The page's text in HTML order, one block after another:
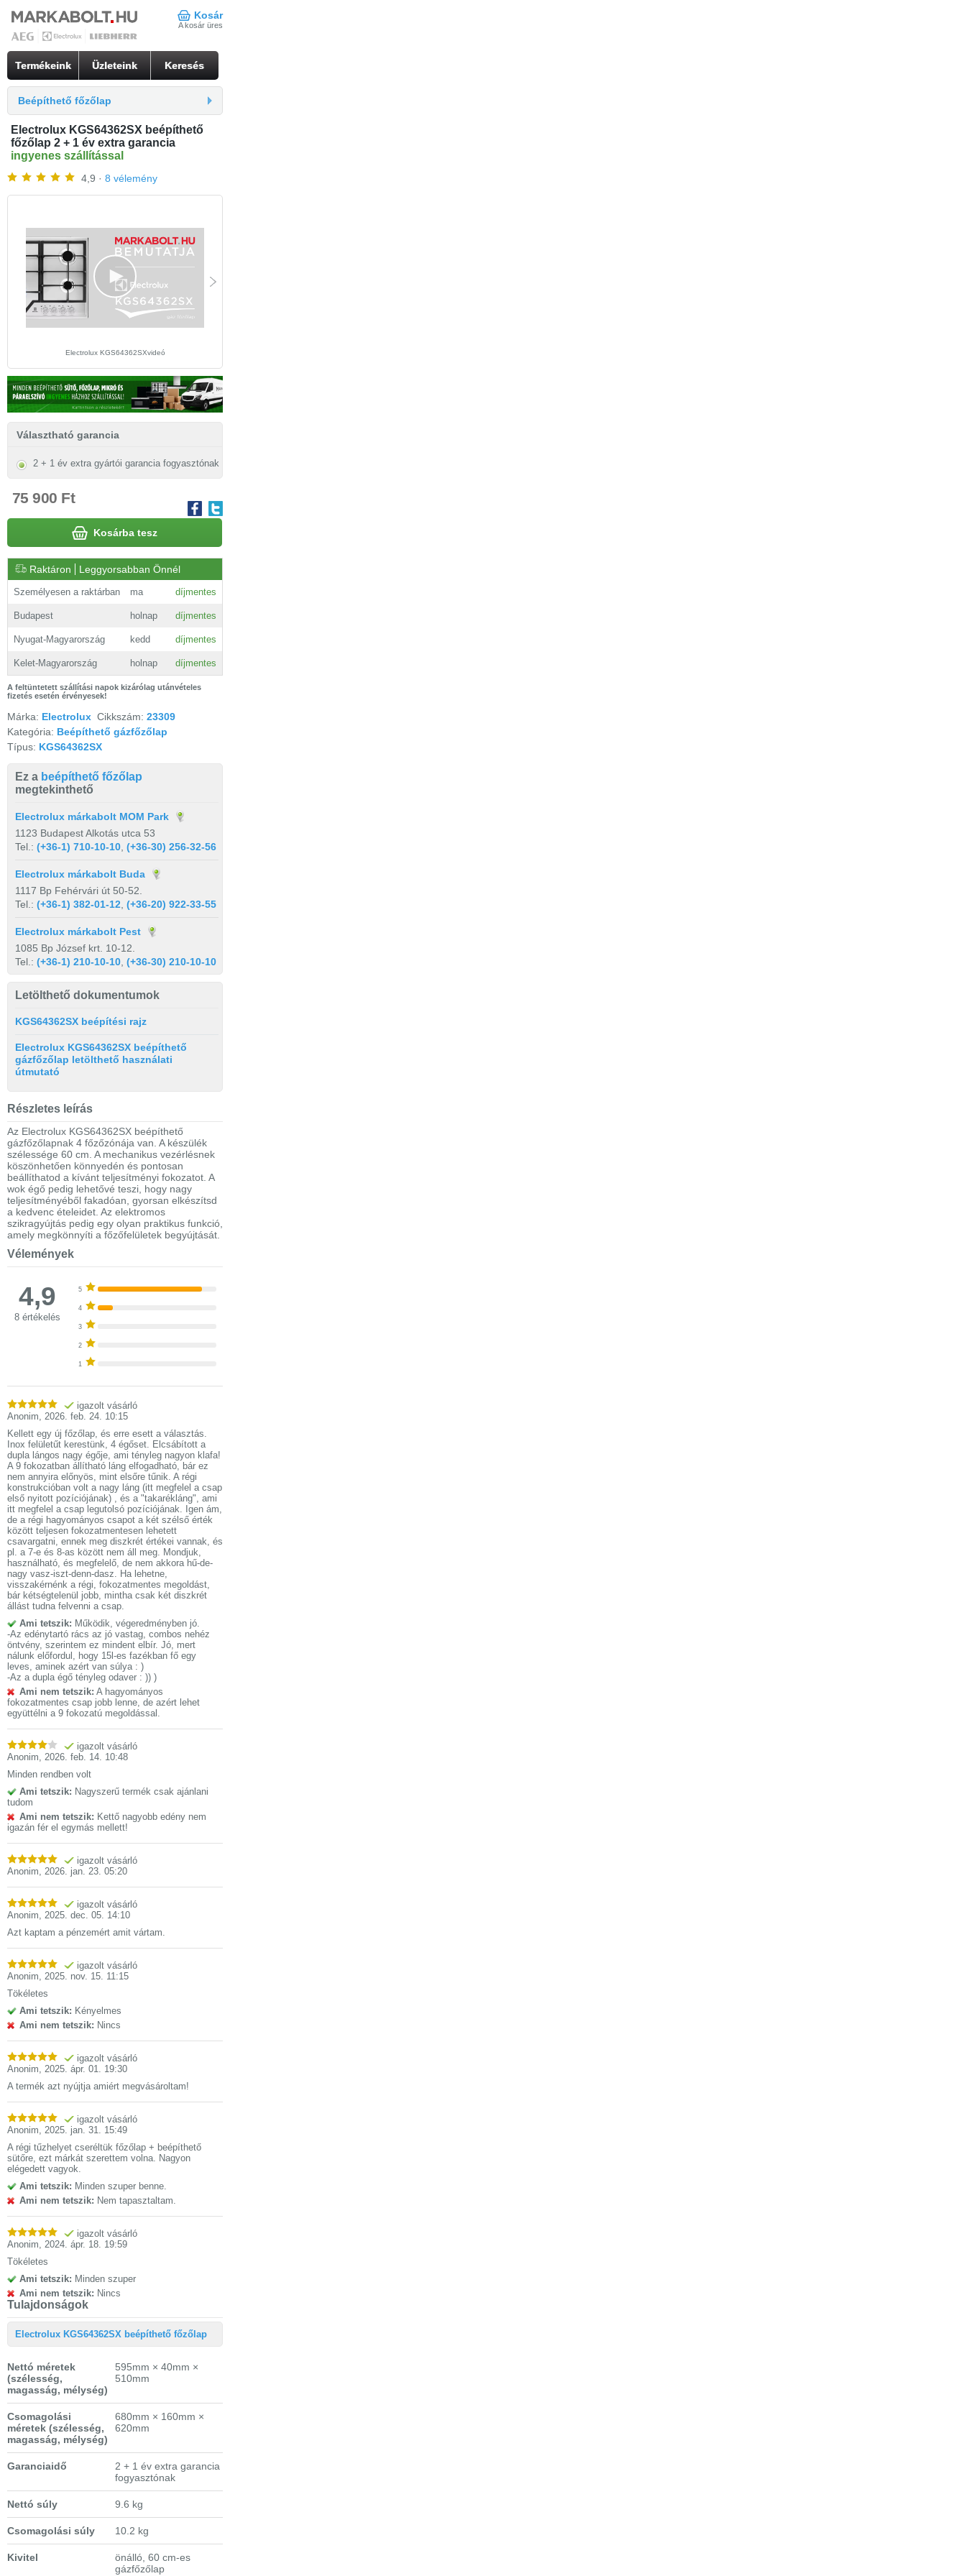
Kosár
A kosár üres
Termékeink Üzleteink Keresés
Beépíthető főzőlap
Electrolux KGS64362SX beépíthető
főzőlap 2 + 1 év extra garancia
ingyenes szállítással
4,9 · 8 vélemény
Electrolux KGS64362SXvideó
Választható garancia
2 + 1 év extra gyártói garancia fogyasztónak
75 900 Ft
Kosárba tesz
Raktáron Leggyorsabban Önnél
Személyesen a raktárban ma díjmentes
Budapest holnap díjmentes
Nyugat-Magyarország kedd díjmentes
Kelet-Magyarország holnap díjmentes
A feltüntetett szállítási napok kizárólag utánvételes
fizetés esetén érvényesek!
Márka: Electrolux Cikkszám: 23309
Kategória: Beépíthető gázfőzőlap
Típus: KGS64362SX
Ez a beépíthető főzőlap
megtekinthető
Electrolux márkabolt MOM Park
1123 Budapest Alkotás utca 53
Tel.: (+36-1) 710-10-10, (+36-30) 256-32-56
Electrolux márkabolt Buda
1117 Bp Fehérvári út 50-52.
Tel.: (+36-1) 382-01-12, (+36-20) 922-33-55
Electrolux márkabolt Pest
1085 Bp József krt. 10-12.
Tel.: (+36-1) 210-10-10, (+36-30) 210-10-10
Letölthető dokumentumok
KGS64362SX beépítési rajz
Electrolux KGS64362SX beépíthető
gázfőzőlap letölthető használati
útmutató
Részletes leírás
Az Electrolux KGS64362SX beépíthető
gázfőzőlapnak 4 főzőzónája van. A készülék
szélessége 60 cm. A mechanikus vezérlésnek
köszönhetően könnyedén és pontosan
beállíthatod a kívánt teljesítményi fokozatot. A
wok égő pedig lehetővé teszi, hogy nagy
teljesítményéből fakadóan, gyorsan elkészítsd
a kedvenc ételeidet. Az elektromos
szikragyújtás pedig egy olyan praktikus funkció,
amely megkönnyíti a főzőfelületek begyújtását.
Vélemények
4,9
8 értékelés
5
4
3
2
1
igazolt vásárló
Anonim, 2026. feb. 24. 10:15
Kellett egy új főzőlap, és erre esett a választás.
Inox felületűt kerestünk, 4 égőset. Elcsábított a
dupla lángos nagy égője, ami tényleg nagyon klafa!
A 9 fokozatban állítható láng elfogadható, bár ez
nem annyira előnyös, mint elsőre tűnik. A régi
konstrukcióban volt a nagy láng (itt megfelel a csap
első nyitott pozíciójának) , és a "takarékláng", ami
itt megfelel a csap legutolsó pozíciójának. Igen ám,
de a régi hagyományos csapot a két szélső érték
között teljesen fokozatmentesen lehetett
csavargatni, ennek meg diszkrét értékei vannak, és
pl. a 7-e és 8-as között nem áll meg. Mondjuk,
használható, és megfelelő, de nem akkora hű-de-
nagy vasz-iszt-denn-dasz. Ha lehetne,
visszakérnénk a régi, fokozatmentes megoldást,
bár kétségtelenül jobb, mintha csak két diszkrét
állást tudna felvenni a csap.
Ami tetszik: Működik, végeredményben jó.
-Az edénytartó rács az jó vastag, combos nehéz
öntvény, szerintem ez mindent elbír. Jó, mert
nálunk előfordul, hogy 15l-es fazékban fő egy
leves, aminek azért van súlya : )
-Az a dupla égő tényleg odaver : )) )
Ami nem tetszik: A hagyományos
fokozatmentes csap jobb lenne, de azért lehet
együttélni a 9 fokozatú megoldással.
igazolt vásárló
Anonim, 2026. feb. 14. 10:48
Minden rendben volt
Ami tetszik: Nagyszerű termék csak ajánlani
tudom
Ami nem tetszik: Kettő nagyobb edény nem
igazán fér el egymás mellett!
igazolt vásárló
Anonim, 2026. jan. 23. 05:20
igazolt vásárló
Anonim, 2025. dec. 05. 14:10
Azt kaptam a pénzemért amit vártam.
igazolt vásárló
Anonim, 2025. nov. 15. 11:15
Tökéletes
Ami tetszik: Kényelmes
Ami nem tetszik: Nincs
igazolt vásárló
Anonim, 2025. ápr. 01. 19:30
A termék azt nyújtja amiért megvásároltam!
igazolt vásárló
Anonim, 2025. jan. 31. 15:49
A régi tűzhelyet cseréltük főzőlap + beépíthető
sütőre, ezt márkát szerettem volna. Nagyon
elégedett vagyok.
Ami tetszik: Minden szuper benne.
Ami nem tetszik: Nem tapasztaltam.
igazolt vásárló
Anonim, 2024. ápr. 18. 19:59
Tökéletes
Ami tetszik: Minden szuper
Ami nem tetszik: Nincs
Tulajdonságok
Electrolux KGS64362SX beépíthető főzőlap
Nettó méretek
(szélesség,
magasság, mélység)
595mm × 40mm ×
510mm
Csomagolási
méretek (szélesség,
magasság, mélység)
680mm × 160mm ×
620mm
Garanciaidő
2 + 1 év extra garancia
fogyasztónak
Nettó súly 9.6 kg
Csomagolási súly 10.2 kg
Kivitel
önálló, 60 cm-es
gázfőzőlap